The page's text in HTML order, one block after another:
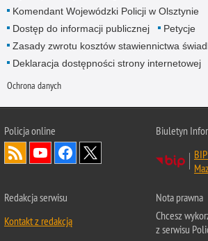
Komendant Wojewódzki Policji w Olsztynie
Dostęp do informacji publicznej
Petycje
Zasady zwrotu kosztów stawiennictwa
Deklaracja dostępności strony internetowej
Ochrona danych
Policja online
Biuletyn
Redakcja serwisu
Kontakt z redakcją
Nota prawna
Chcesz
z serwisu